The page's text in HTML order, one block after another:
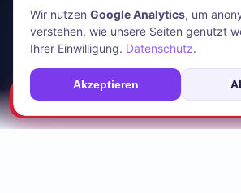
stromfee.me
HR Energiemanagement GmbH ·
Bünde, Deutschland · 05223-4921030 ·
Apps
Netzanalyse
Impressum
AGB📊 Deine Anlage
Wir nutzen Google Analytics, um
verstehen, wie unsere Seiten genutzt
Ihrer Einwilligung. Datenschutz.
Akzeptieren